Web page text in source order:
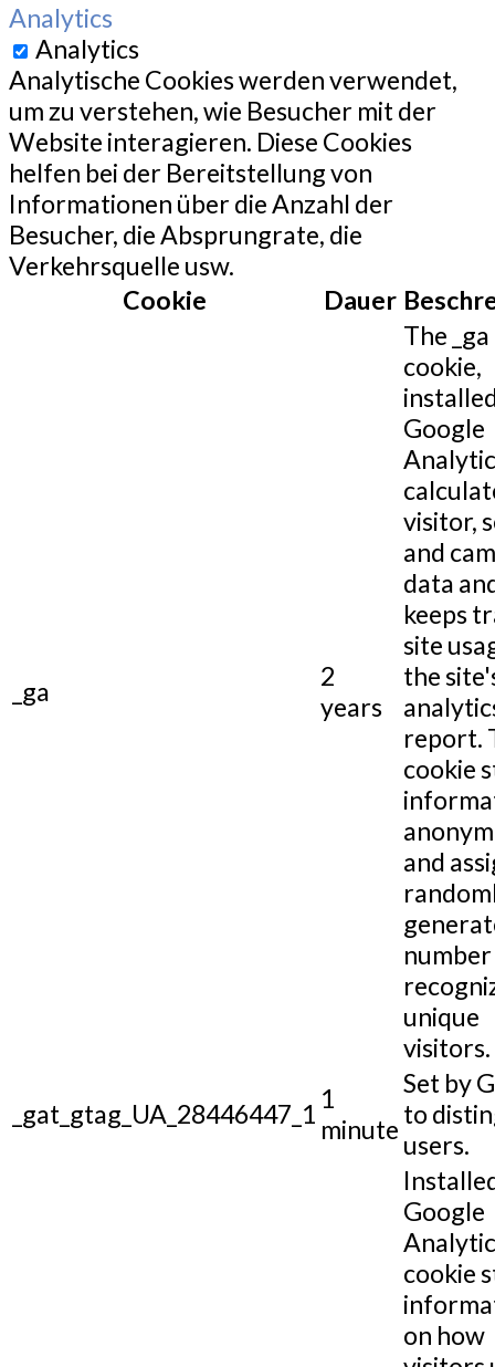
Analytics
Analytics
Analytische Cookies werden verwendet,
um zu verstehen, wie Besucher mit der
Website interagieren. Diese Cookies
helfen bei der Bereitstellung von
Informationen über die Anzahl der
Besucher, die Absprungrate, die
Verkehrsquelle usw.
Cookie
Dauer
_ga
2
years
The _ga
cookie,
Google
visitor,
and
data
keeps
site
the
report.
cookie
and
unique
visitors.
_gat_gtag_UA_28446447_1 1
minute
Set by
to
users.
Google
cookie
on how